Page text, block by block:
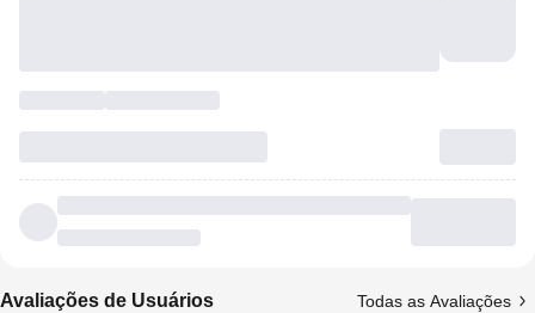
Avaliações de Usuários Todas as Avaliações